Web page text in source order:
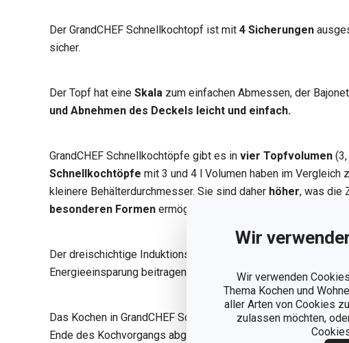
Wir
Wir verwenden
Thema Kochen und
aller Arten von Cookies
zulassen möchten,
Der GrandCHEF Schnellkochtopf ist mit 4 Sicherungen
sicher.
Der Topf hat eine Skala zum einfachen Abmessen, der
und Abnehmen des Deckels leicht und einfach.
GrandCHEF Schnellkochtöpfe gibt es in vier Topfvolumen
Schnellkochtöpfe mit 3 und 4 l Volumen haben im Vergleich
kleinere Behälterdurchmesser. Sie sind daher höher, was die
besonderen Formen ermöglicht.
Der dreischichtige Induktionsboden hat exzellente
Energieeinsparung beitragen.
Das Kochen in GrandCHEF Schnellkochtöpfen erfolgtbei
Ende des Kochvorgangs abgeschaltet werden kann, was zur